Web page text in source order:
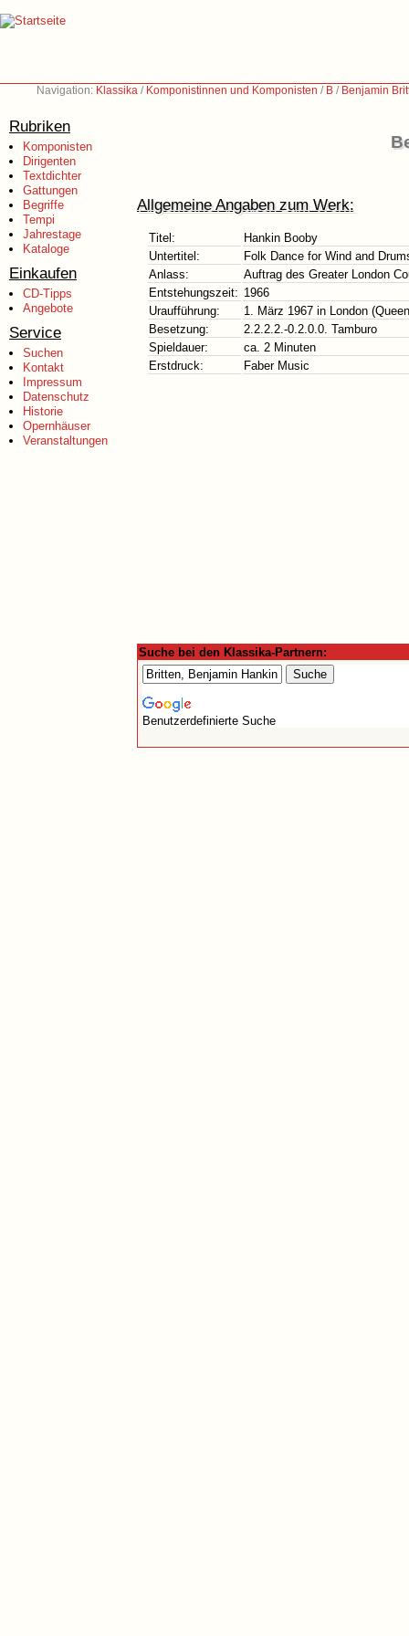
Navigation: Klassika / Komponistinnen und Komponisten / B / Benjamin
Rubriken
Komponisten
Dirigenten
Textdichter
Gattungen
Begriffe
Tempi
Jahrestage
Kataloge
Einkaufen
CD-Tipps
Angebote
Service
Suchen
Kontakt
Impressum
Datenschutz
Historie
Opernhäuser
Veranstaltungen
Allgemeine Angaben zum Werk:
Titel:
Hankin Booby
Untertitel:
Folk Dance for Wind and
Anlass:
Auftrag des Greater London
Entstehungszeit: 1966
Uraufführung:
1. März 1967 in London
Besetzung:
2.2.2.2.-0.2.0.0. Tamburo
Spieldauer:
ca. 2 Minuten
Erstdruck:
Faber Music
Suche bei den Klassika-Partnern:
Benutzerdefinierte Suche